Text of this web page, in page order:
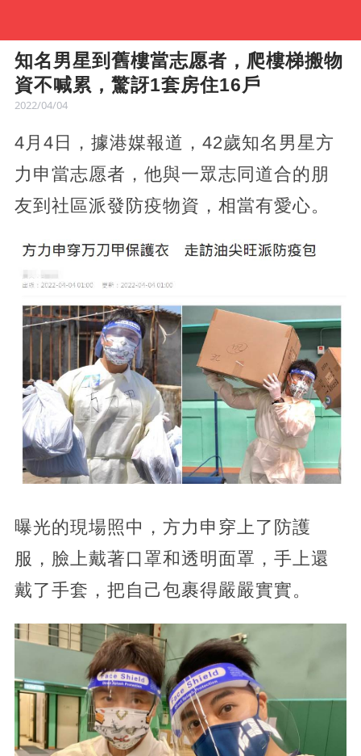
知名男星到舊樓當志愿者，爬樓梯搬物
資不喊累，驚訝1套房住16戶
2022/04/04
4月4日，據港媒報道，42歲知名男星方
力申當志愿者，他與一眾志同道合的朋
友到社區派發防疫物資，相當有愛心。
曝光的現場照中，方力申穿上了防護
服，臉上戴著口罩和透明面罩，手上還
戴了手套，把自己包裹得嚴嚴實實。